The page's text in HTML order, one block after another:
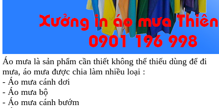
Áo mưa là sản phẩm cần thiết không thể thiếu dùng để đi
mưa, áo mưa được chia làm nhiều loại :
- Áo mưa cánh dơi
- Áo mưa bộ
- Áo mưa cánh bướm